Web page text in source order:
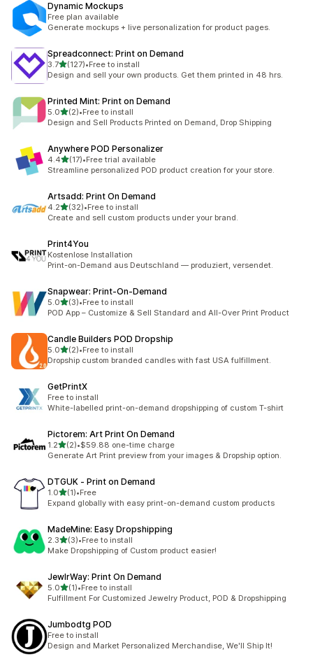
Dynamic Mockups
Free plan available
Generate mockups + live personalization for product pages.
Spreadconnect: Print on Demand
3.7별 5개 중
(127)
총 리뷰 127개
•Free to install
Design and sell your own products. Get them printed in 48 hrs.
Printed Mint: Print on Demand
5.0별 5개 중
(2)
총 리뷰 2개
•Free to install
Design and Sell Products Printed on Demand, Drop Shipping
Anywhere POD Personalizer
4.4별 5개 중
(17)
총 리뷰 17개
•Free trial available
Streamline personalized POD product creation for your store.
Artsadd: Print On Demand
4.2별 5개 중
(32)
총 리뷰 32개
•Free to install
Create and sell custom products under your brand.
Print4You
Kostenlose Installation
Print-on-Demand aus Deutschland — produziert, versendet.
Snapwear: Print‑On‑Demand
5.0별 5개 중
(3)
총 리뷰 3개
•Free to install
POD App – Customize & Sell Standard and All-Over Print Product
Candle Builders POD Dropship
5.0별 5개 중
(2)
총 리뷰 2개
•Free to install
Dropship custom branded candles with fast USA fulfillment.
GetPrintX
Free to install
White-labelled print-on-demand dropshipping of custom T-shirt
Pictorem: Art Print On Demand
1.2별 5개 중
(2)
총 리뷰 2개
•$59.88 one-time charge
Generate Art Print preview from your images & Dropship option.
DTGUK ‑ Print on Demand
1.0별 5개 중
(1)
총 리뷰 1개
•Free
Expand globally with easy print-on-demand custom products
MadeMine: Easy Dropshipping
2.3별 5개 중
(3)
총 리뷰 3개
•Free to install
Make Dropshipping of Custom product easier!
JewlrWay: Print On Demand
5.0별 5개 중
(1)
총 리뷰 1개
•Free to install
Fulfillment For Customized Jewelry Product, POD & Dropshipping
Jumbodtg POD
Free to install
Design and Market Personalized Merchandise, We'll Ship It!